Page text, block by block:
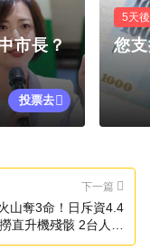
市長？
投票去
5天
您
下一篇
山奪3命！日斥資4.4
直升機殘骸 2台人遺
體有望運出